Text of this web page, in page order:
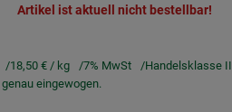
Artikel ist aktuell nicht bestellbar!
18,50 € / kg 7% MwSt
Handelsklasse II
eingewogen.